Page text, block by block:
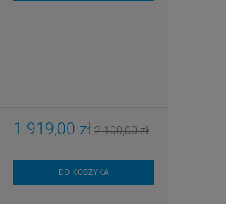
1 919,00 zł 2 100,00 zł
DO KOSZYKA